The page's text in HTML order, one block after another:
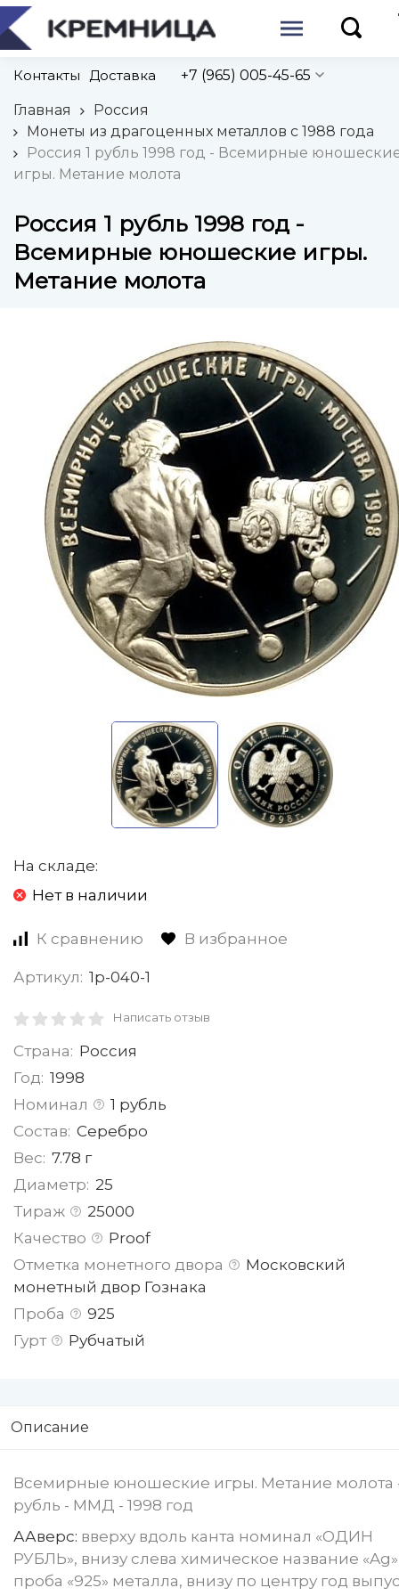
Контакты Доставка +7 (965) 005-45-65
Главная
Россия
Монеты из драгоценных металлов с 1988 года
Россия 1 рубль 1998 год - Всемирные
игры. Метание молота
Россия 1 рубль 1998 год -
Всемирные юношеские игры.
Метание молота
На складе:
Нет в наличии
К сравнению В избранное
Артикул: 1р-040-1
Написать отзыв
Страна: Россия
Год: 1998
Номинал
1 рубль
Состав: Серебро
Вес: 7.78 г
Диаметр: 25
Тираж
25000
Качество
Proof
Отметка монетного двора
Московский
монетный двор Гознака
Проба
925
Гурт
Рубчатый
Описание
Всемирные юношеские игры. Метание молота
рубль - ММД - 1998 год
ААверс: вверху вдоль канта номинал «ОДИН
РУБЛЬ», внизу слева химическое название
проба «925» металла, внизу по центру год